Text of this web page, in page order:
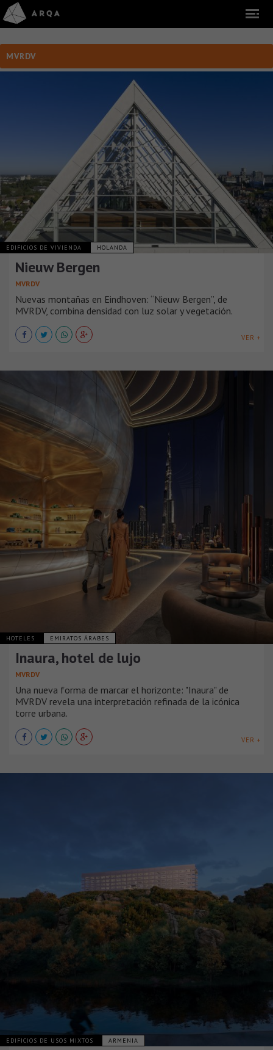
MVRDV
EDIFICIOS DE VIVIENDA HOLANDA
Nieuw Bergen
MVRDV
Nuevas montañas en Eindhoven: “Nieuw Bergen”, de
MVRDV, combina densidad con luz solar y vegetación.
VER +
HOTELES EMIRATOS ÁRABES
Inaura, hotel de lujo
MVRDV
Una nueva forma de marcar el horizonte: "Inaura" de
MVRDV revela una interpretación refinada de la icónica
torre urbana.
VER +
EDIFICIOS DE USOS MIXTOS ARMENIA